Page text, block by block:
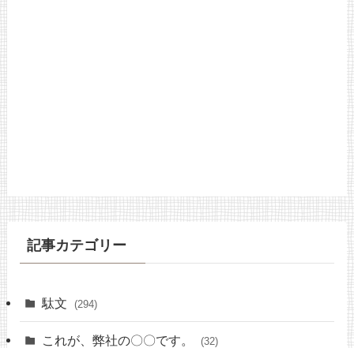
記事カテゴリー
駄文 (294)
これが、弊社の〇〇です。 (32)